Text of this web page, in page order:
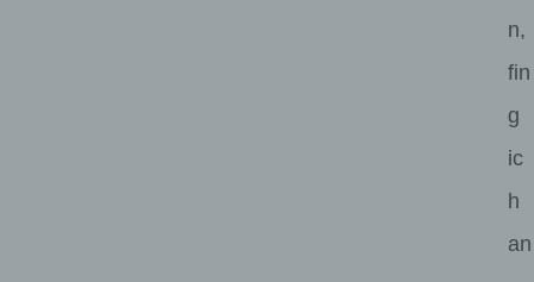
n,
fin
g
ic
h
an